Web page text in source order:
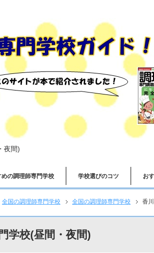
夜間)
めの調理師専門学校 学校選びのコツ お
全国の調理師専門学校 全国の調理師専門学校 香
学校(昼間・夜間)